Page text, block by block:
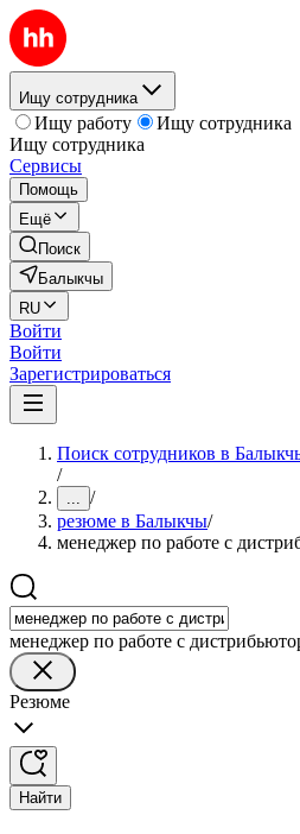
Ищу сотрудника
Ищу работу
Ищу сотрудника
Ищу сотрудника
Сервисы
Помощь
Ещё
Поиск
Балыкчы
RU
Войти
Войти
Зарегистрироваться
Поиск сотрудников в
/
... /
резюме в Балыкчы/
менеджер по работе с
менеджер по работе с
Резюме
Найти